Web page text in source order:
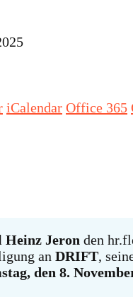
iCalendar Office 365
Jeron den
an DRIFT,
den 8.